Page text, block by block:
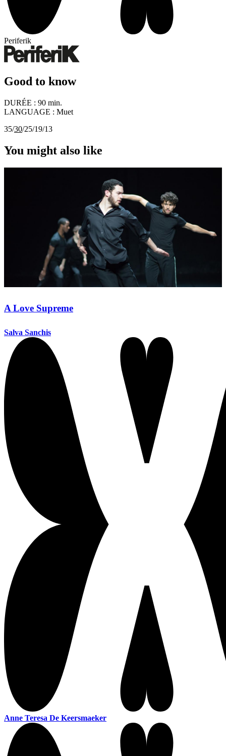
Periferik
Good to know
DURÉE : 90 min.
LANGUAGE : Muet
35/30/25/19/13
You might also like
A Love Supreme
Salva Sanchis
Anne Teresa De Keersmaeker